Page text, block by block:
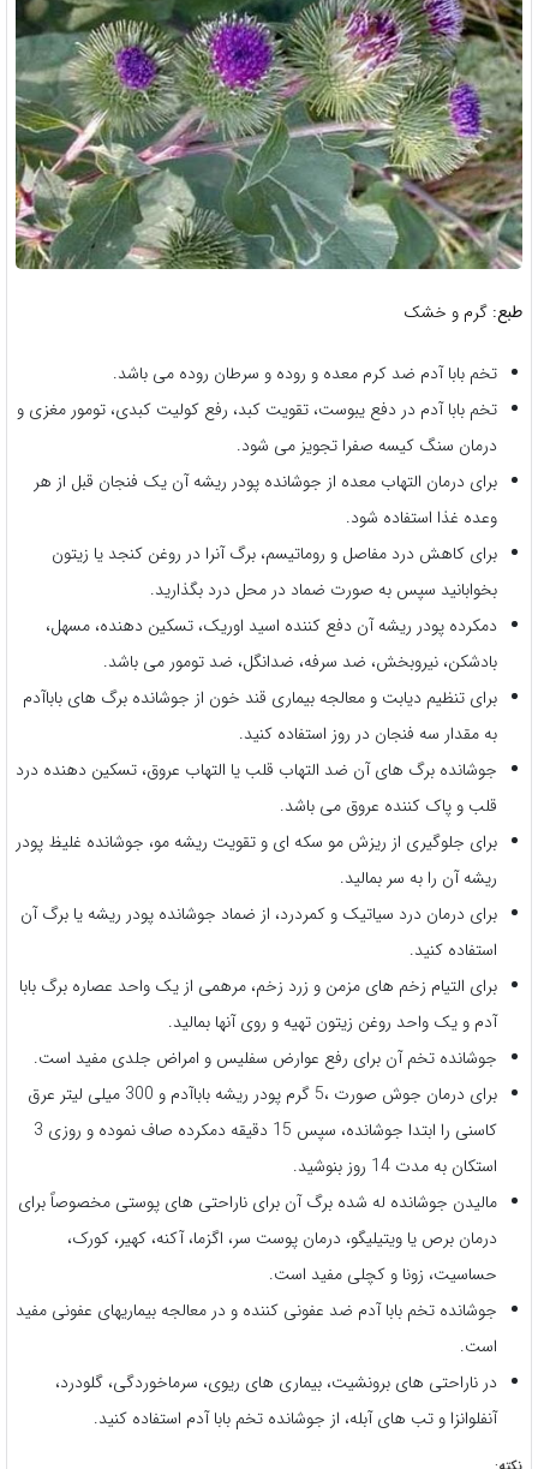
طبع: گرم و خشک
تخم بابا آدم ضد کرم معده و روده و سرطان روده می باشد.
تخم بابا آدم در دفع یبوست، تقویت کبد، رفع کولیت کبدی، تومور مغزی و
درمان سنگ کیسه صفرا تجویز می شود.
برای درمان التهاب معده از جوشانده پودر ریشه آن یک فنجان قبل از هر
وعده غذا استفاده شود.
برای کاهش درد مفاصل و روماتیسم، برگ آنرا در روغن کنجد یا زیتون
بخوابانید سپس به صورت ضماد در محل درد بگذارید.
دمکرده پودر ریشه آن دفع کننده اسید اوریک، تسکین دهنده، مسهل،
بادشکن، نیروبخش، ضد سرفه، ضدانگل، ضد تومور می باشد.
برای تنظیم دیابت و معالجه بیماری قند خون از جوشانده برگ های باباآدم
به مقدار سه فنجان در روز استفاده کنید.
جوشانده برگ های آن ضد التهاب قلب یا التهاب عروق، تسکین دهنده درد
قلب و پاک کننده عروق می باشد.
برای جلوگیری از ریزش مو سکه ای و تقویت ریشه مو، جوشانده غلیظ پودر
ریشه آن را به سر بمالید.
برای درمان درد سیاتیک و کمردرد، از ضماد جوشانده پودر ریشه یا برگ آن
استفاده کنید.
برای التیام زخم های مزمن و زرد زخم، مرهمی از یک واحد عصاره برگ بابا
آدم و یک واحد روغن زیتون تهیه و روی آنها بمالید.
جوشانده تخم آن برای رفع عوارض سفلیس و امراض جلدی مفید است.
برای درمان جوش صورت ،5 گرم پودر ریشه باباآدم و 300 میلی لیتر عرق
کاسنی را ابتدا جوشانده، سپس 15 دقیقه دمکرده صاف نموده و روزی 3
استکان به مدت 14 روز بنوشید.
مالیدن جوشانده له شده برگ آن برای ناراحتی های پوستی مخصوصاً برای
درمان برص یا ویتیلیگو، درمان پوست سر، اگزما، آکنه، کهیر، کورک،
حساسیت، زونا و کچلی مفید است.
جوشانده تخم بابا آدم ضد عفونی کننده و در معالجه بیماریهای عفونی مفید
است.
در ناراحتی های برونشیت، بیماری های ریوی، سرماخوردگی، گلودرد،
آنفلوانزا و تب های آبله، از جوشانده تخم بابا آدم استفاده کنید.